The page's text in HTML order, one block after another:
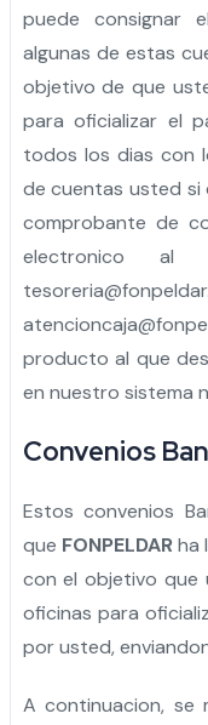
puede consignar
algunas de estas
objetivo de que
para oficializar el
todos los dias con
de cuentas usted si
comprobante de
electronico al
producto al que
en nuestro sistema
Convenios
Estos convenios
que FONPELDARha
con el objetivo que
oficinas para
por usted,
A continuacion, se